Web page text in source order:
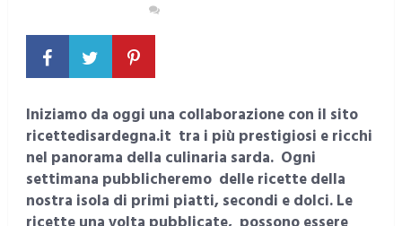
Iniziamo da oggi una collaborazione con il sito
ricettedisardegna.it tra i più prestigiosi e ricchi
nel panorama della culinaria sarda. Ogni
settimana pubblicheremo delle ricette della
nostra isola di primi piatti, secondi e dolci. Le